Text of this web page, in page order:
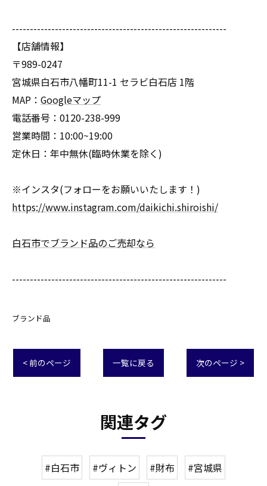
------------------------------------------------------------
【店舗情報】
〒989-0247
宮城県白石市八幡町11-1 セラビ白石店 1階
MAP： Googleマップ
電話番号：0120-238-999
営業時間：10:00~19:00
定休日：年中無休(臨時休業を除く)
※インスタ(フォローをお願いいたします！)
https://www.instagram.com/daikichi.shiroishi/
白石市でブランド品のご売却なら
------------------------------------------------------------
ブランド品
< 前のページ 一覧に戻る 次のページ >
関連タグ
#白石市 #ヴィトン #財布
#宮城県